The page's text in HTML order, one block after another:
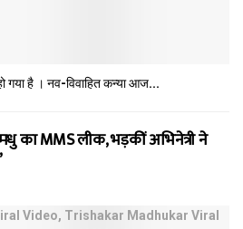
गया है । नव-विवाहित कन्‍या आज...
मधु का MMS लीक, भड़कीं अभिनेत्री ने